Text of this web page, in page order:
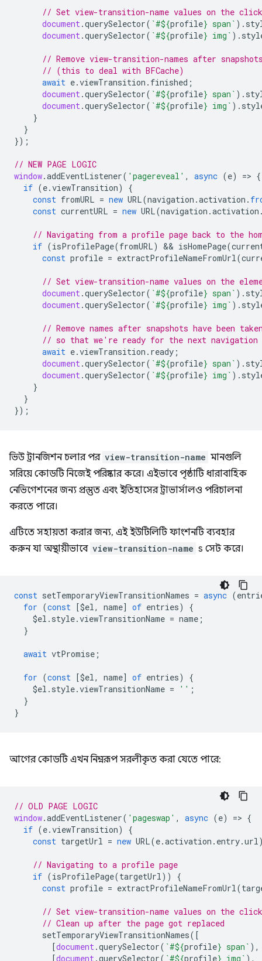
// Set view-transition-name values on the
document .querySelector( `#${profile} span` ).
document .querySelector( `#${profile} img` ).
// Remove view-transition-names after
// (this to deal with BFCache)
await e.viewTransition . finished ;
document .querySelector( `#${profile} span` ).
document .querySelector( `#${profile} img` ).
}
}
});
// NEW PAGE LOGIC
window.addEventListener( 'pagereveal' , async (e) => {
if (e.viewTransition)
{
const fromURL = new URL(navigation .activation .
const currentURL = new URL(navigation .activation
// Navigating from a profile page back to the
if (isProfilePage(fromURL) && isHomePage(
const profile = extractProfileNameFromUrl (
// Set view-transition-name values on the
document .querySelector( `#${profile} span` ).
document .querySelector( `#${profile} img` ).
// Remove names after snapshots have been
// so that we're ready for the next navigation
await e.viewTransition . ready ;
document .querySelector( `#${profile} span` ).
document .querySelector( `#${profile} img` ).
}
}
});
ভিউ ট্রানজিশন চলার পর view-transition-name মানগুলি
সরিয়ে কোডটি নিজেই পরিষ্কার করে। এইভাবে পৃষ্ঠাটি ধারাবাহিক
নেভিগেশনের জন্য প্রস্তুত এবং ইতিহাসের ট্রাভার্সালও পরিচালনা
করতে পারে।
এটিতে সহায়তা করার জন্য, এই ইউটিলিটি ফাংশনটি ব্যবহার
করুন যা অস্থায়ীভাবে view-transition-name s সেট করে।
const setTemporaryViewTransitionNames = async (
for (const [$el , name] of entries)
{
$el . style.viewTransitionName = name ;
}
await vtPromise ;
for (const [$el , name] of entries)
{
$el . style.viewTransitionName = '' ;
}
}
আগের কোডটি এখন নিম্নরূপ সরলীকৃত করা যেতে পারে:
// OLD PAGE LOGIC
window.addEventListener( 'pageswap' , async (e) => {
if (e.viewTransition)
{
const targetUrl = new URL(e.activation . entry.url
// Navigating to a profile page
if (isProfilePage(targetUrl ))
{
const profile = extractProfileNameFromUrl (
// Set view-transition-name values on the
// Clean up after the page got replaced
setTemporaryViewTransitionNames([
[document .querySelector( `#${profile} span` ),
[document .querySelector( `#${profile} img` ),